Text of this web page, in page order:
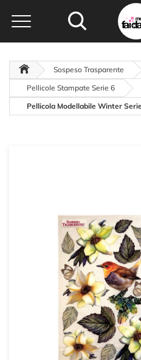
Sospeso Trasparente
Pellicole Stampate Serie 6
Pellicola Modellabile Winter